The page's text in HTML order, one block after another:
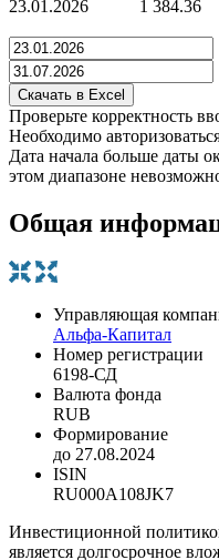
23.01.2026 1 384.36
Проверьте корректность
Необходимо
Дата начала больше даты
этом диапазоне
Общая
Управляющая
Альфа-Капитал
Номер регистрации
6198-СД
Валюта фонда
RUB
Формирование
до 27.08.2024
ISIN
RU000A108JK7
Инвестиционной
является долгосрочное